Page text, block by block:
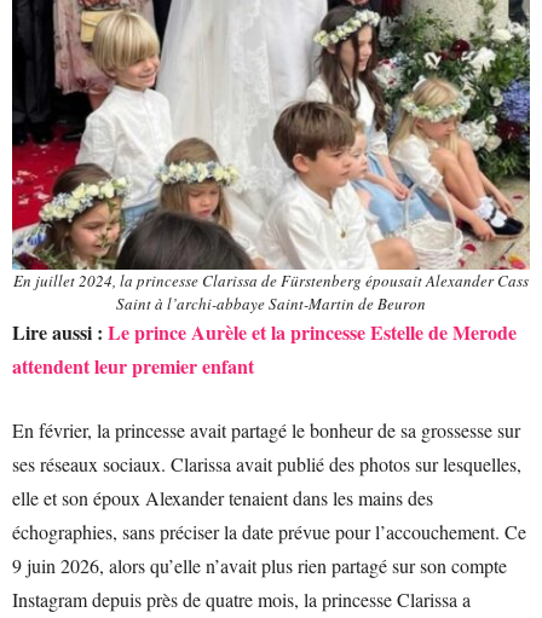
En juillet 2024, la princesse Clarissa de Fürstenberg épousait Alexander Cass
Saint à l’archi-abbaye Saint-Martin de Beuron
Lire aussi : Le prince Aurèle et la princesse Estelle de Merode
attendent leur premier enfant
En février, la princesse avait partagé le bonheur de sa grossesse sur
ses réseaux sociaux. Clarissa avait publié des photos sur lesquelles,
elle et son époux Alexander tenaient dans les mains des
échographies, sans préciser la date prévue pour l’accouchement. Ce
9 juin 2026, alors qu’elle n’avait plus rien partagé sur son compte
Instagram depuis près de quatre mois, la princesse Clarissa a